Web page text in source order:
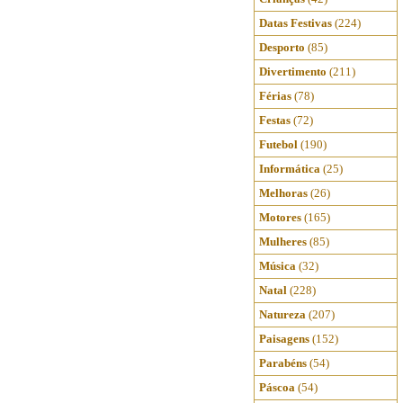
Datas Festivas (224)
Desporto (85)
Divertimento (211)
Férias (78)
Festas (72)
Futebol (190)
Informática (25)
Melhoras (26)
Motores (165)
Mulheres (85)
Música (32)
Natal (228)
Natureza (207)
Paisagens (152)
Parabéns (54)
Páscoa (54)